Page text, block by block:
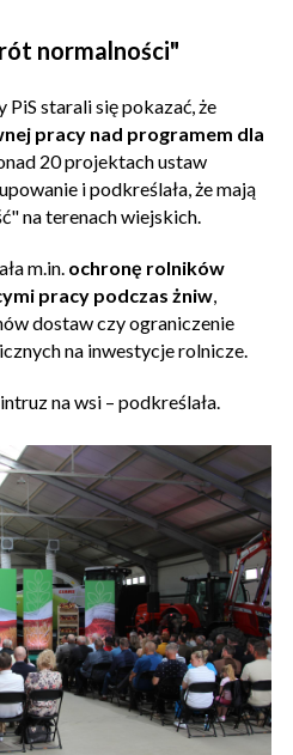
normalności"
starali się pokazać, że
pracy nad programem dla
20 projektach ustaw
i podkreślała, że mają
na terenach wiejskich.
m.in. ochronę rolników
pracy podczas żniw,
dostaw czy ograniczenie
na inwestycje rolnicze.
na wsi – podkreślała.